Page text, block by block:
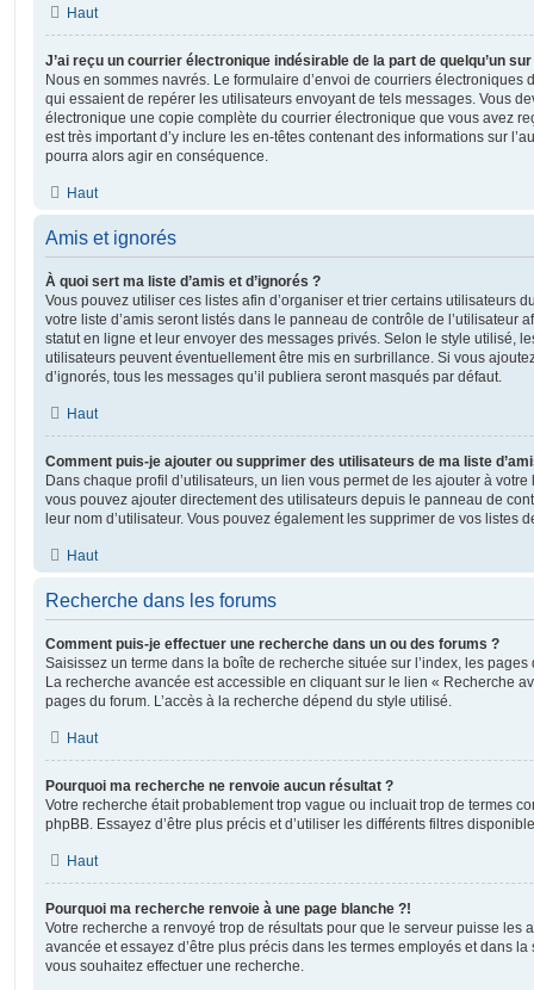
Haut
J’ai reçu un courrier électronique indésirable de la part de quelqu’un
Nous en sommes navrés. Le formulaire d’envoi de courriers électroniques
qui essaient de repérer les utilisateurs envoyant de tels messages. Vous
électronique une copie complète du courrier électronique que vous avez
est très important d’y inclure les en-têtes contenant des informations sur
pourra alors agir en conséquence.
Haut
Amis et ignorés
À quoi sert ma liste d’amis et d’ignorés ?
Vous pouvez utiliser ces listes afin d’organiser et trier certains utilisateurs
votre liste d’amis seront listés dans le panneau de contrôle de l’utilisateur
statut en ligne et leur envoyer des messages privés. Selon le style utilisé,
utilisateurs peuvent éventuellement être mis en surbrillance. Si vous
d’ignorés, tous les messages qu’il publiera seront masqués par défaut.
Haut
Comment puis-je ajouter ou supprimer des utilisateurs de ma liste
Dans chaque profil d’utilisateurs, un lien vous permet de les ajouter à votre
vous pouvez ajouter directement des utilisateurs depuis le panneau de
leur nom d’utilisateur. Vous pouvez également les supprimer de vos listes
Haut
Recherche dans les forums
Comment puis-je effectuer une recherche dans un ou des forums ?
Saisissez un terme dans la boîte de recherche située sur l’index, les
La recherche avancée est accessible en cliquant sur le lien « Recherche
pages du forum. L’accès à la recherche dépend du style utilisé.
Haut
Pourquoi ma recherche ne renvoie aucun résultat ?
Votre recherche était probablement trop vague ou incluait trop de termes
phpBB. Essayez d’être plus précis et d’utiliser les différents filtres
Haut
Pourquoi ma recherche renvoie à une page blanche ?!
Votre recherche a renvoyé trop de résultats pour que le serveur puisse les
avancée et essayez d’être plus précis dans les termes employés et dans
vous souhaitez effectuer une recherche.